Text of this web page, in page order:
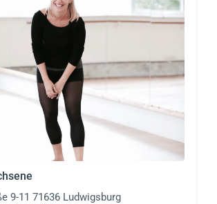
9-11 71636 Ludwigsburg